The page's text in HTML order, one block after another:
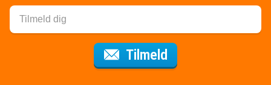
Tilmeld